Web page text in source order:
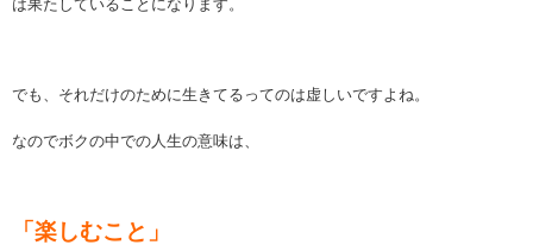
は果たしていることになります。
でも、それだけのために生きてるってのは虚しいですよね。
なのでボクの中での人生の意味は、
「楽しむこと」